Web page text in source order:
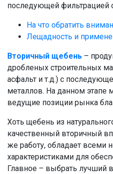
последующей фильтрацией
На что обратить
Лещадность и
Вторичный щебень –
дробленых строительных
асфальт и т.д.) с
металлов. На данном этапе
ведущие позиции рынка
Хоть щебень из
качественный вторичный
же работу, обладает всеми
характеристиками для
Главное – выбрать лучший